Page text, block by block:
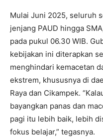
Mulai Juni 2025, seluruh
jenjang PAUD hingga
pada pukul 06.30 WIB.
kebijakan ini diterapkan
menghindari kemacetan
ekstrem, khususnya di
Raya dan Cikampek.
bayangkan panas dan
pagi itu lebih baik, lebih
fokus belajar,” tegasnya.